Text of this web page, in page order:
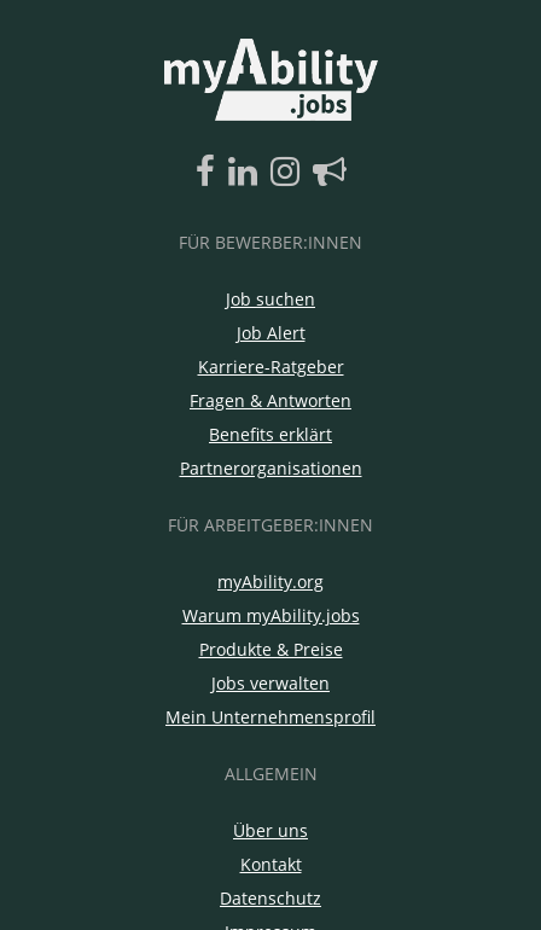
FÜR BEWERBER:INNEN
Job suchen
Job Alert
Karriere-Ratgeber
Fragen & Antworten
Benefits erklärt
Partnerorganisationen
FÜR ARBEITGEBER:INNEN
myAbility.org
Warum myAbility.jobs
Produkte & Preise
Jobs verwalten
Mein Unternehmensprofil
ALLGEMEIN
Über uns
Kontakt
Datenschutz